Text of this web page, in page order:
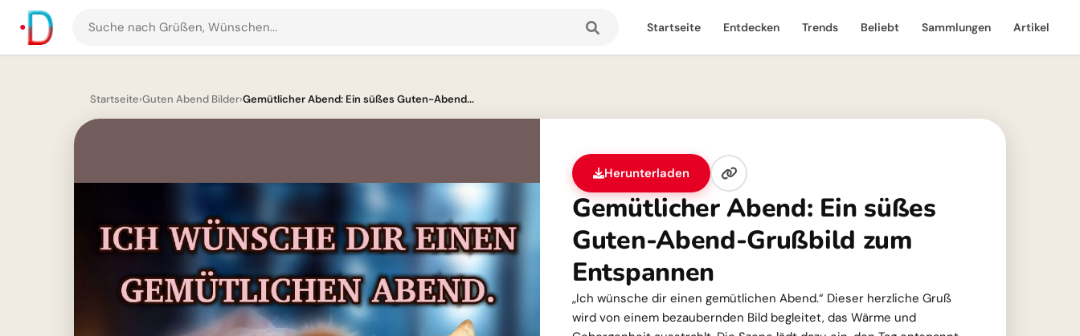
Suche
nach
und
Startseite Entdecken Trends Beliebt Sammlungen Artikel
Startseite›Guten Abend Bilder›Gemütlicher Abend: Ein süßes Guten-Abend...
Herunterladen
Gemütlicher Abend: Ein süßes
Guten-Abend-Grußbild zum
Entspannen
„Ich wünsche dir einen gemütlichen Abend.“ Dieser herzliche Gruß
wird von einem bezaubernden Bild begleitet, das Wärme und